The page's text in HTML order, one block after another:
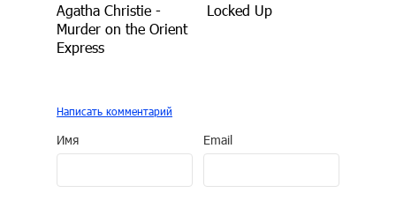
Agatha Christie -
Murder on the Orient
Express
Locked Up
Написать комментарий
Имя Email